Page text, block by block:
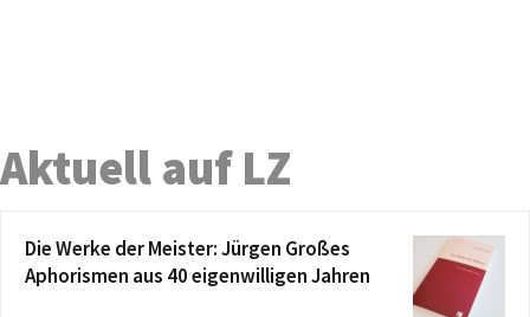
Aktuell auf LZ
Die Werke der Meister: Jürgen Großes
Aphorismen aus 40 eigenwilligen Jahren